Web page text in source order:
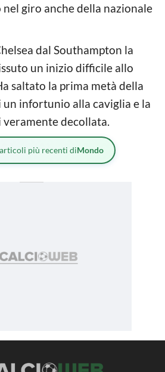
nel giro anche della nazionale
dal Southampton la
un inizio difficile allo
saltato la prima metà della
un infortunio alla caviglia e la
veramente decollata.
più recenti diMondo